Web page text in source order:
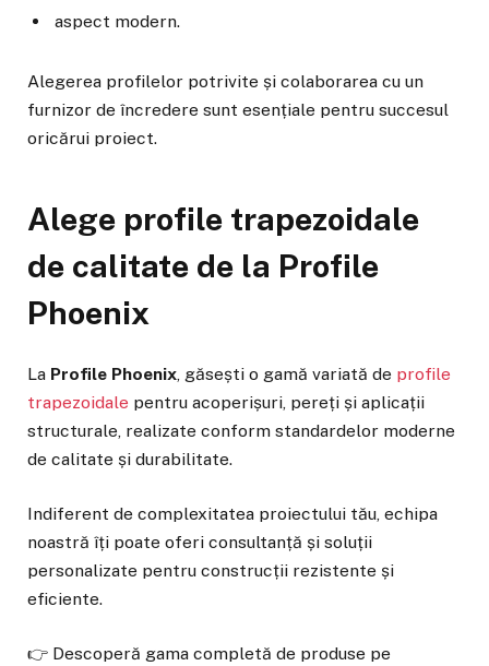
aspect modern.
Alegerea profilelor potrivite și colaborarea cu un
furnizor de încredere sunt esențiale pentru succesul
oricărui proiect.
Alege profile trapezoidale
de calitate de la Profile
Phoenix
La Profile Phoenix , găsești o gamă variată de profile
trapezoidale pentru acoperișuri, pereți și aplicații
structurale, realizate conform standardelor moderne
de calitate și durabilitate.
Indiferent de complexitatea proiectului tău, echipa
noastră îți poate oferi consultanță și soluții
personalizate pentru construcții rezistente și
eficiente.
👉 Descoperă gama completă de produse pe